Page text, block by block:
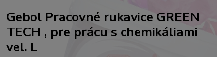
Gebol Pracovné rukavice GREEN
TECH , pre prácu s chemikáliami
vel. L